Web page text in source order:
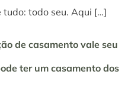
todo seu. Aqui […]
de casamento vale seu
ter um casamento dos